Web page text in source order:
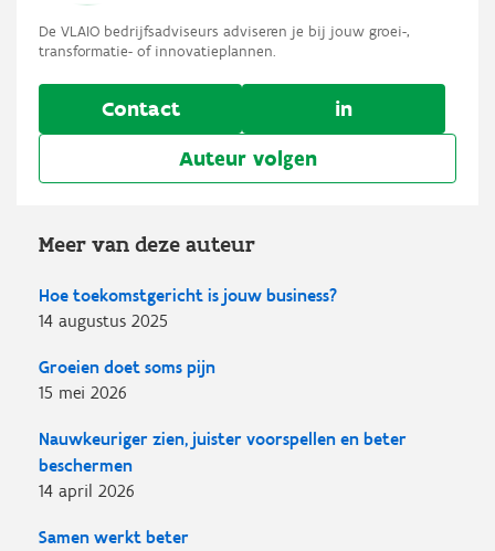
De VLAIO bedrijfsadviseurs adviseren je bij jouw groei-,
transformatie- of innovatieplannen.
Contact
in
Auteur volgen
Meer van deze auteur
Hoe toekomstgericht is jouw business?
14 augustus 2025
Groeien doet soms pijn
15 mei 2026
Nauwkeuriger zien, juister voorspellen en beter
beschermen
14 april 2026
Samen werkt beter